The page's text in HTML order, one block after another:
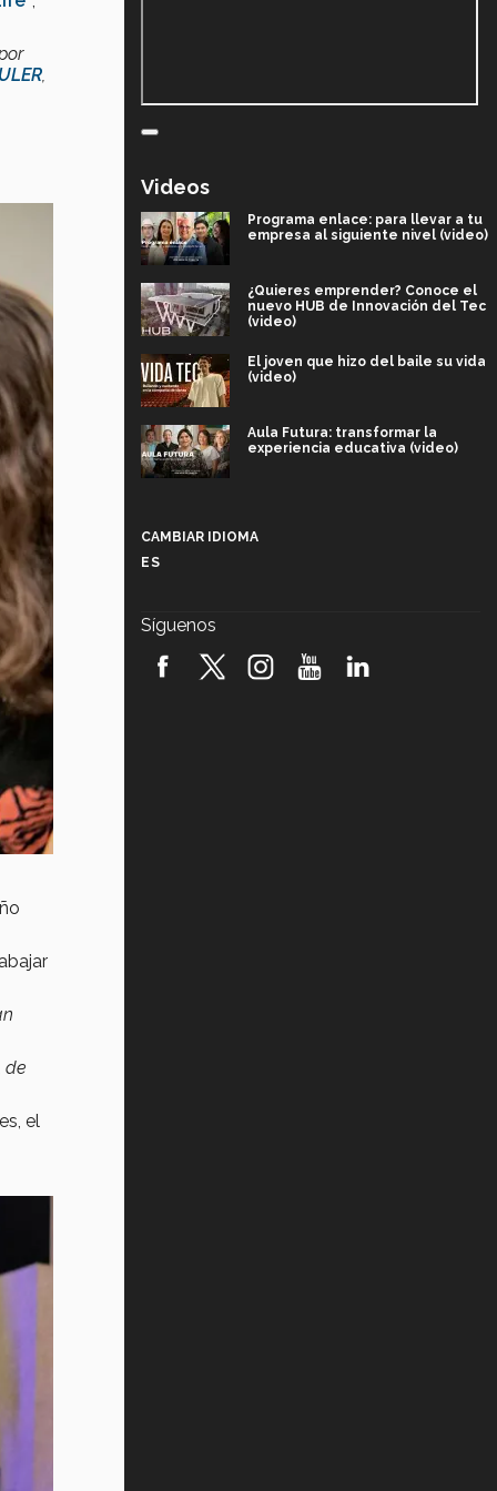
,
de
el
Videos
Programa enlace: para llevar a tu
empresa al siguiente nivel (video)
¿Quieres emprender? Conoce el
nuevo HUB de Innovación del Tec
(video)
El joven que hizo del baile su vida
(video)
Aula Futura: transformar la
experiencia educativa (video)
robótica FIRST 2026! (video)
CAMBIAR IDIOMA
ES
Síguenos